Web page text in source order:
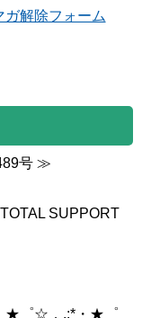
ガ解除フォーム
号 ≫
SUPPORT
★゜☆．.:*・★゜